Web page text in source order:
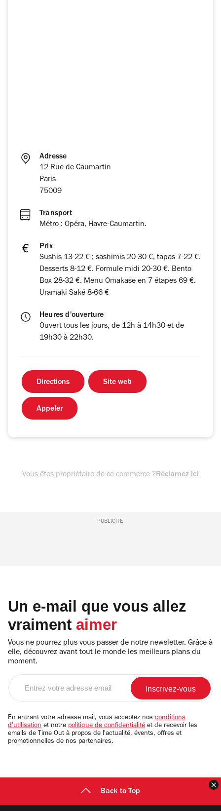
Adresse
12 Rue de Caumartin
Paris
75009
Transport
Métro : Opéra, Havre-Caumartin.
Prix
Sushis 13-22 € ; sashimis 20-30 €, tapas 7-22 €.
Desserts 8-12 €. Formule midi 20-30 €. Bento
Box 28-32 €. Menu Omakase en 7 étapes 69 €.
Uramaki Saké 8-66 €
Heures d'ouverture
Ouvert tous les jours, de 12h à 14h30 et de
19h30 à 22h30.
Directions Site web
Appeler
Vous êtes propriétaire de ce commerce ?Réclamez ici
PUBLICITÉ
Un e-mail que vous allez
vraiment aimer
Vous ne pourrez plus vous passer de notre newsletter. Grâce à
elle, découvrez avant tout le monde les meilleurs plans du
moment.
email
En entrant votre adresse mail, vous acceptez nos conditions
d'utilisation et notre politique de confidentialité et de recevoir les
emails de Time Out à propos de l'actualité, évents, offres et
promotionnelles de nos partenaires.
Back to Top